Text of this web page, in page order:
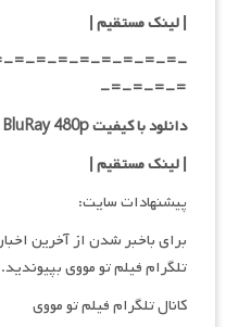
| لینک مستقیم|
=-=-=-=-=-=-=-=-
=-=-=-=-
دانلود با کیفیت BluRay 480p ریلیز F2M
| لینک مستقیم|
پیشنهادات سایت:
برای باخبر شدن از آخرین
تلگرام فیلم تو مووی بپیوندید.
کانال تلگرام فیلم تو مووی